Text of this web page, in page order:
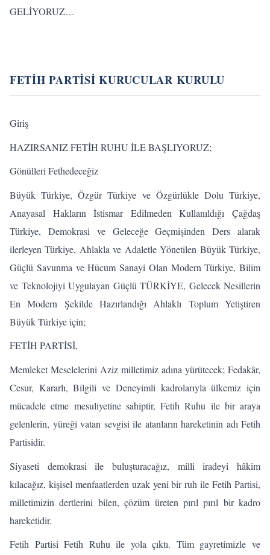
GELİYORUZ…
FETİH PARTİSİ KURUCULAR KURULU
Giriş
HAZIRSANIZ FETİH RUHU İLE BAŞLIYORUZ;
Gönülleri Fethedeceğiz
Büyük Türkiye, Özgür Türkiye ve Özgürlükle Dolu Türkiye,
Anayasal Hakların İstismar Edilmeden Kullanıldığı Çağdaş
Türkiye, Demokrasi ve Geleceğe Geçmişinden Ders alarak
ilerleyen Türkiye, Ahlakla ve Adaletle Yönetilen Büyük Türkiye,
Güçlü Savunma ve Hücum Sanayi Olan Modern Türkiye, Bilim
ve Teknolojiyi Uygulayan Güçlü TÜRKİYE, Gelecek Nesillerin
En Modern Şekilde Hazırlandığı Ahlaklı Toplum Yetiştiren
Büyük Türkiye için;
FETİH PARTİSİ,
Memleket Meselelerini Aziz milletimiz adına yürütecek; Fedakâr,
Cesur, Kararlı, Bilgili ve Deneyimli kadrolarıyla ülkemiz için
mücadele etme mesuliyetine sahiptir, Fetih Ruhu ile bir araya
gelenlerin, yüreği vatan sevgisi ile atanların hareketinin adı Fetih
Partisidir.
Siyaseti demokrasi ile buluşturacağız, milli iradeyi hâkim
kılacağız, kişisel menfaatlerden uzak yeni bir ruh ile Fetih Partisi,
milletimizin dertlerini bilen, çözüm üreten pırıl pırıl bir kadro
hareketidir.
Fetih Partisi Fetih Ruhu ile yola çıktı. Tüm gayretimizle ve